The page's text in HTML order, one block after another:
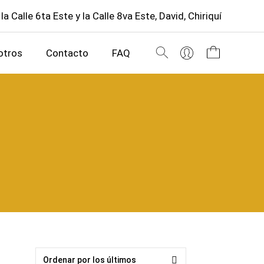
Calle 6ta Este y la Calle 8va Este, David, Chiriquí
Contacto FAQ